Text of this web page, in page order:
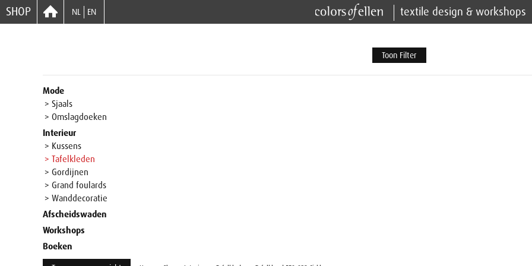
SHOP NL EN textile design & workshops
Toon Filter
Mode
> Sjaals
> Omslagdoeken
Interieur
> Kussens
> Tafelkleden
> Gordijnen
> Grand foulards
> Wanddecoratie
Afscheidswaden
Workshops
Boeken